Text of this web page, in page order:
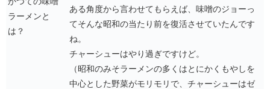
ラーメンと
は？
ある角度から言わせてもらえば、味噌のジョーっ
てそんな昭和の当たり前を復活させていたんです
ね。
チャーシューはやり過ぎですけど。
（昭和のみそラーメンの多くはとにかくもやしを
中心とした野菜がモリモリで、チャーシューはゼ